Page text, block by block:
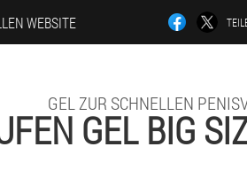
WEBSITE
GEL ZUR SCHNELLEN
GEL BIG